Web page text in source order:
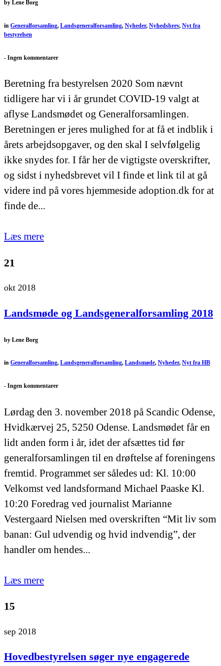
by Lene Borg
in Generalforsamling, Landsgeneralforsamling, Nyheder, Nyhedsbrev, Nyt fra
bestyrelsen
- Ingen kommentarer
Beretning fra bestyrelsen 2020 Som nævnt
tidligere har vi i år grundet COVID-19 valgt at
aflyse Landsmødet og Generalforsamlingen.
Beretningen er jeres mulighed for at få et indblik i
årets arbejdsopgaver, og den skal I selvfølgelig
ikke snydes for. I får her de vigtigste overskrifter,
og sidst i nyhedsbrevet vil I finde et link til at gå
videre ind på vores hjemmeside adoption.dk for at
finde de...
Læs mere
21
okt 2018
Landsmøde og Landsgeneralforsamling 2018
by Lene Borg
in Generalforsamling, Landsgeneralforsamling, Landsmøde, Nyheder, Nyt fra HB
- Ingen kommentarer
Lørdag den 3. november 2018 på Scandic Odense,
Hvidkærvej 25, 5250 Odense. Landsmødet får en
lidt anden form i år, idet der afsættes tid før
generalforsamlingen til en drøftelse af foreningens
fremtid. Programmet ser således ud: Kl. 10:00
Velkomst ved landsformand Michael Paaske Kl.
10:20 Foredrag ved journalist Marianne
Vestergaard Nielsen med overskriften “Mit liv som
banan: Gul udvendig og hvid indvendig”, der
handler om hendes...
Læs mere
15
sep 2018
Hovedbestyrelsen søger nye engagerede